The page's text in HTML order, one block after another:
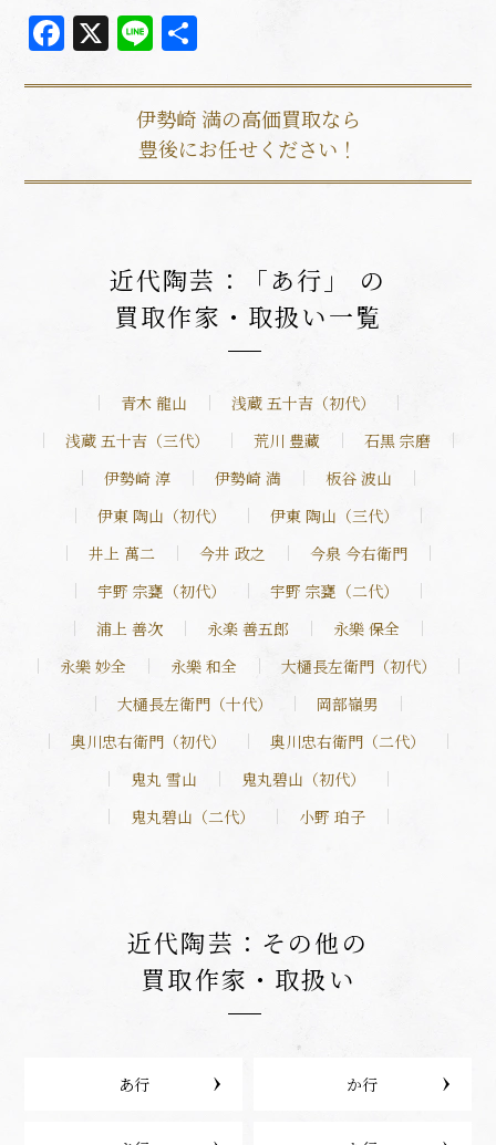
Facebook
X Line
伊勢崎 満の高価買取なら
豊後にお任せください！
近代陶芸：「あ行」 の
買取作家・取扱い一覧
青木 龍山
浅蔵 五十吉（初代）
浅蔵 五十吉（三代）
荒川 豊藏
石黒 宗磨
伊勢崎 淳
伊勢崎 満
板谷 波山
伊東 陶山（初代）
伊東 陶山（三代）
井上 萬二
今井 政之
今泉 今右衛門
宇野 宗甕（初代）
宇野 宗甕（二代）
浦上 善次
永楽 善五郎
永樂 保全
永樂 妙全
永樂 和全
大樋長左衛門（初代）
大樋長左衛門（十代）
岡部嶺男
奥川忠右衛門（初代）
奥川忠右衛門（二代）
鬼丸 雪山
鬼丸碧山（初代）
鬼丸碧山（二代）
小野 珀子
近代陶芸：その他の
買取作家・取扱い
あ行 か行